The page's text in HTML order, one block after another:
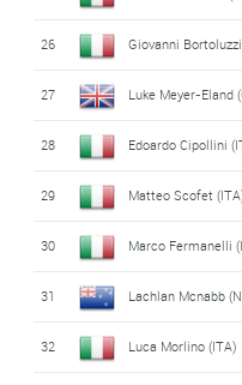
26 Giovanni
27 Luke Meyer-Eland
28 Edoardo Cipollini
29 Matteo Scofet
30 Marco Fermanelli
31 Lachlan Mcnabb
32 Luca Morlino (ITA)